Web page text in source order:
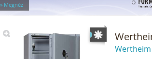
» Megnéz
Wertheim